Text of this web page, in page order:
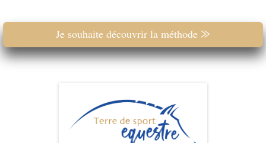
Je souhaite découvrir la méthode ⨠